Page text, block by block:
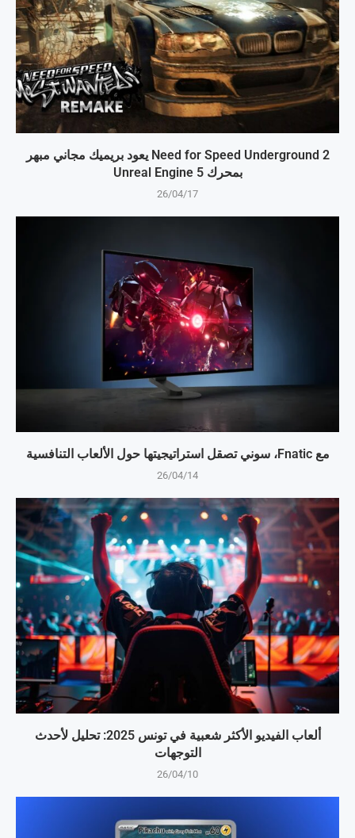
Need for Speed Underground 2 يعود بريميك مجاني مبهر
بمحرك Unreal Engine 5
26/04/17
مع Fnatic، سوني تصقل استراتيجيتها حول الألعاب التنافسية
26/04/14
ألعاب الفيديو الأكثر شعبية في تونس 2025: تحليل لأحدث
التوجهات
26/04/10